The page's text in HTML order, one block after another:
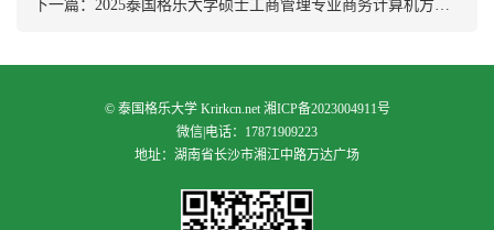
下一篇： 2025泰国格乐大学硕士工商管理专业商务计算机方向招生简章
© 泰国格乐大学Krirkcn.net 湘ICP备2023004911号
微信|电话：17871909223
地址：湖南省长沙市湘江中路万达广场